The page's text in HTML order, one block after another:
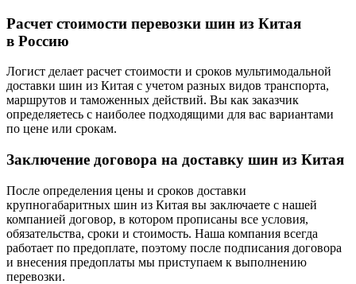
Расчет стоимости перевозки шин из Китая
в Россию
Логист делает расчет стоимости и сроков мультимодальной
доставки шин из Китая с учетом разных видов транспорта,
маршрутов и таможенных действий. Вы как заказчик
определяетесь с наиболее подходящими для вас вариантами
по цене или срокам.
Заключение договора на доставку шин из Китая
После определения цены и сроков доставки
крупногабаритных шин из Китая вы заключаете с нашей
компанией договор, в котором прописаны все условия,
обязательства, сроки и стоимость. Наша компания всегда
работает по предоплате, поэтому после подписания договора
и внесения предоплаты мы приступаем к выполнению
перевозки.